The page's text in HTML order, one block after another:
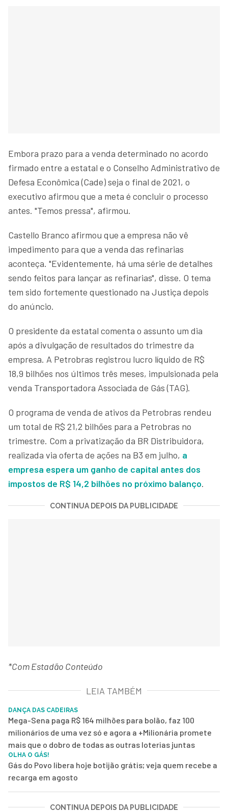
Embora prazo para a venda determinado no acordo
firmado entre a estatal e o Conselho Administrativo de
Defesa Econômica (Cade) seja o final de 2021, o
executivo afirmou que a meta é concluir o processo
antes. "Temos pressa", afirmou.
Castello Branco afirmou que a empresa não vê
impedimento para que a venda das refinarias
aconteça. "Evidentemente, há uma série de detalhes
sendo feitos para lançar as refinarias", disse. O tema
tem sido fortemente questionado na Justiça depois
do anúncio.
O presidente da estatal comenta o assunto um dia
após a divulgação de resultados do trimestre da
empresa. A Petrobras registrou lucro líquido de R$
18,9 bilhões nos últimos três meses, impulsionada pela
venda Transportadora Associada de Gás (TAG).
O programa de venda de ativos da Petrobras rendeu
um total de R$ 21,2 bilhões para a Petrobras no
trimestre. Com a privatização da BR Distribuidora,
realizada via oferta de ações na B3 em julho, a
empresa espera um ganho de capital antes dos
impostos de R$ 14,2 bilhões no próximo balanço.
CONTINUA DEPOIS DA PUBLICIDADE
*Com Estadão Conteúdo
LEIA TAMBÉM
DANÇA DAS CADEIRAS
Mega-Sena paga R$ 164 milhões para bolão, faz 100
milionários de uma vez só e agora a +Milionária promete
mais que o dobro de todas as outras loterias juntas
OLHA O GÁS!
Gás do Povo libera hoje botijão grátis; veja quem recebe a
recarga em agosto
CONTINUA DEPOIS DA PUBLICIDADE